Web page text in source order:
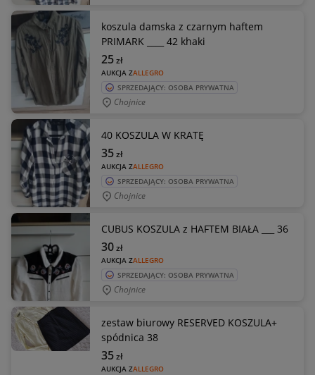
koszula damska z czarnym haftem
PRIMARK ____ 42 khaki
AUKCJA ZALLEGRO
25zł
SPRZEDAJĄCY: OSOBA PRYWATNA
Chojnice
40 KOSZULA W KRATĘ
AUKCJA ZALLEGRO
35zł
SPRZEDAJĄCY: OSOBA PRYWATNA
Chojnice
CUBUS KOSZULA z HAFTEM BIAŁA ___ 36
AUKCJA ZALLEGRO
30zł
SPRZEDAJĄCY: OSOBA PRYWATNA
Chojnice
zestaw biurowy RESERVED KOSZULA+
spódnica 38
AUKCJA ZALLEGRO
35zł